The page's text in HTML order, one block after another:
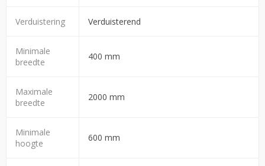
Verduistering Verduisterend
Minimale
breedte
400 mm
Maximale
breedte
2000 mm
Minimale
hoogte
600 mm